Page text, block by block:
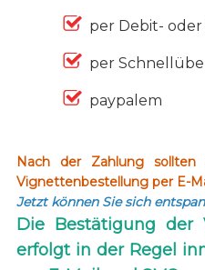
per Debit-
per
paypalem
Nach der Zahlung
Vignettenbestellung per E-
Jetzt können Sie sich
Die Bestätigung der
erfolgt in der Regel